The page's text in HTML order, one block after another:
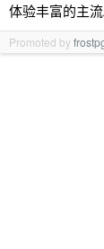
体验丰富的主
Promoted by